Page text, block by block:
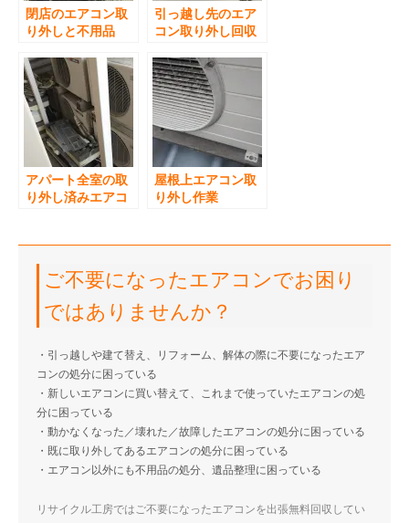
閉店のエアコン取
り外しと不用品
引っ越し先のエア
コン取り外し回収
アパート全室の取
り外し済みエアコ
屋根上エアコン取
り外し作業
ご不要になったエアコンでお困り
ではありませんか？
・引っ越しや建て替え、リフォーム、解体の際に不要になったエア
コンの処分に困っている
・新しいエアコンに買い替えて、これまで使っていたエアコンの処
分に困っている
・動かなくなった／壊れた／故障したエアコンの処分に困っている
・既に取り外してあるエアコンの処分に困っている
・エアコン以外にも不用品の処分、遺品整理に困っている
リサイクル工房ではご不要になったエアコンを出張無料回収してい